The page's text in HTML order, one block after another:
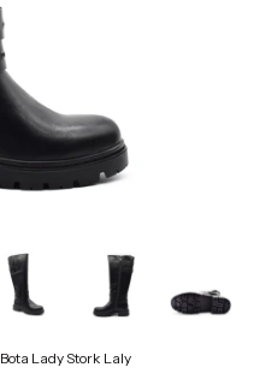
Bota Lady Stork Laly